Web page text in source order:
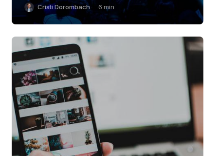
Cristi Dorombach 6 min